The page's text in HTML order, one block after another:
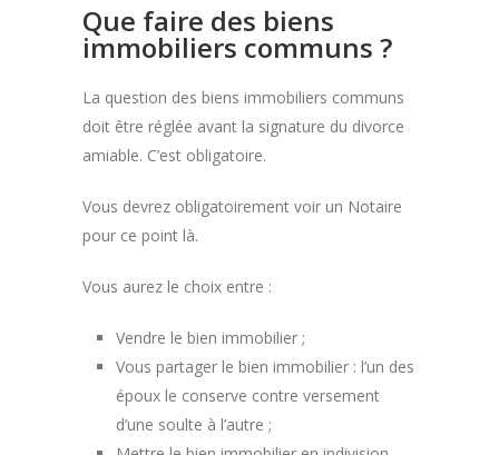
Que faire des biens
immobiliers communs ?
La question des biens immobiliers communs
doit être réglée avant la signature du divorce
amiable. C’est obligatoire.
Vous devrez obligatoirement voir un Notaire
pour ce point là.
Vous aurez le choix entre :
Vendre le bien immobilier ;
Vous partager le bien immobilier : l’un des
époux le conserve contre versement
d’une soulte à l’autre ;